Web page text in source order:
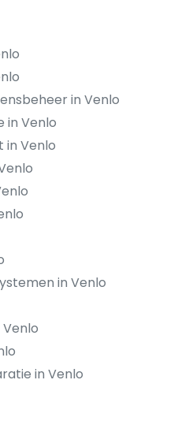
in Venlo
in Venlo
in Venlo
in Venlo
in Venlo